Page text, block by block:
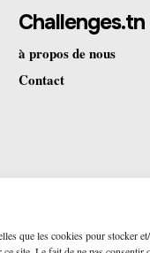
que les cookies pour stocker
Challenges.tn
à propos de nous
Contact